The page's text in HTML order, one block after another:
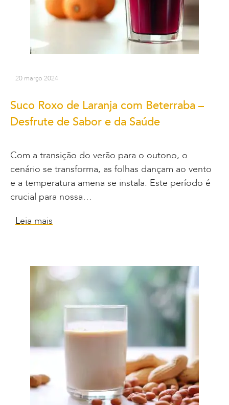
20 março 2024
Suco Roxo de Laranja com Beterraba –
Desfrute de Sabor e da Saúde
Com a transição do verão para o outono, o
cenário se transforma, as folhas dançam ao vento
e a temperatura amena se instala. Este período é
crucial para nossa…
Leia mais